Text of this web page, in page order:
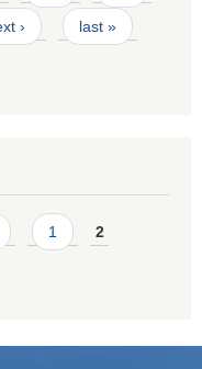
› last »
1 2